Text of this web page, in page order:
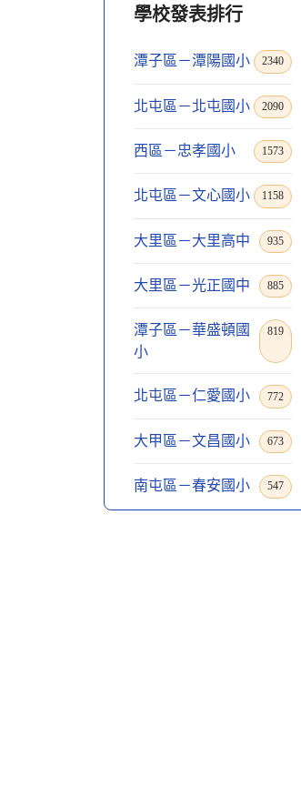
學校發表排行
潭子區－潭陽國小 2340
北屯區－北屯國小 2090
西區－忠孝國小 1573
北屯區－文心國小 1158
大里區－大里高中 935
大里區－光正國中 885
潭子區－華盛頓國
小
819
北屯區－仁愛國小 772
大甲區－文昌國小 673
南屯區－春安國小 547